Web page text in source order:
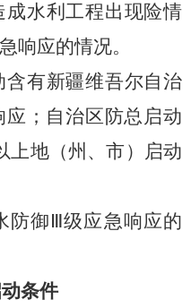
水利工程出现险情
响应的情况。
含有新疆维吾尔自治
应 ； 自治区防总 启动
上地（州、市）启动
防御 Ⅲ级应急响应的
条件